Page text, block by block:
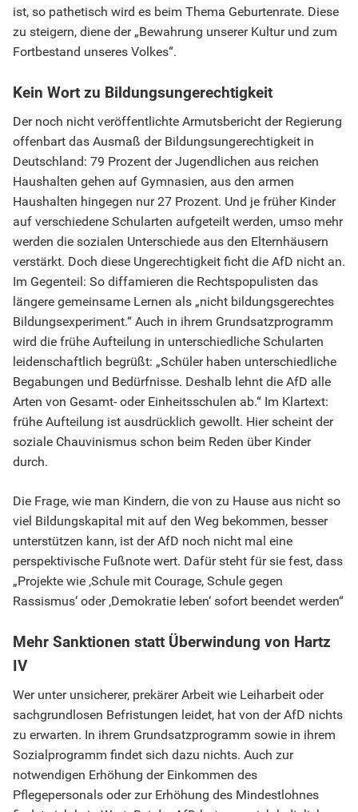
ist, so pathetisch wird es beim Thema Geburtenrate. Diese
zu steigern, diene der „Bewahrung unserer Kultur und zum
Fortbestand unseres Volkes“.
Kein Wort zu Bildungsungerechtigkeit
Der noch nicht veröffentlichte Armutsbericht der Regierung
offenbart das Ausmaß der Bildungsungerechtigkeit in
Deutschland: 79 Prozent der Jugendlichen aus reichen
Haushalten gehen auf Gymnasien, aus den armen
Haushalten hingegen nur 27 Prozent. Und je früher Kinder
auf verschiedene Schularten aufgeteilt werden, umso mehr
werden die sozialen Unterschiede aus den Elternhäusern
verstärkt. Doch diese Ungerechtigkeit ficht die AfD nicht an.
Im Gegenteil: So diffamieren die Rechtspopulisten das
längere gemeinsame Lernen als „nicht bildungsgerechtes
Bildungsexperiment.“ Auch in ihrem Grundsatzprogramm
wird die frühe Aufteilung in unterschiedliche Schularten
leidenschaftlich begrüßt: „Schüler haben unterschiedliche
Begabungen und Bedürfnisse. Deshalb lehnt die AfD alle
Arten von Gesamt- oder Einheitsschulen ab.“ Im Klartext:
frühe Aufteilung ist ausdrücklich gewollt. Hier scheint der
soziale Chauvinismus schon beim Reden über Kinder
durch.
Die Frage, wie man Kindern, die von zu Hause aus nicht so
viel Bildungskapital mit auf den Weg bekommen, besser
unterstützen kann, ist der AfD noch nicht mal eine
perspektivische Fußnote wert. Dafür steht für sie fest, dass
„Projekte wie ‚Schule mit Courage, Schule gegen
Rassismus‘ oder ‚Demokratie leben‘ sofort beendet werden“
Mehr Sanktionen statt Überwindung von Hartz
IV
Wer unter unsicherer, prekärer Arbeit wie Leiharbeit oder
sachgrundlosen Befristungen leidet, hat von der AfD nichts
zu erwarten. In ihrem Grundsatzprogramm sowie in ihrem
Sozialprogramm findet sich dazu nichts. Auch zur
notwendigen Erhöhung der Einkommen des
Pflegepersonals oder zur Erhöhung des Mindestlohnes